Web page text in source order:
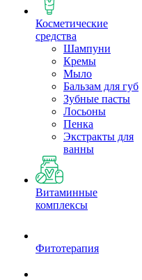
Косметические
средства
Шампуни
Кремы
Мыло
Бальзам для губ
Зубные пасты
Лосьоны
Пенка
Экстракты для
ванны
Витаминные
комплексы
Фитотерапия